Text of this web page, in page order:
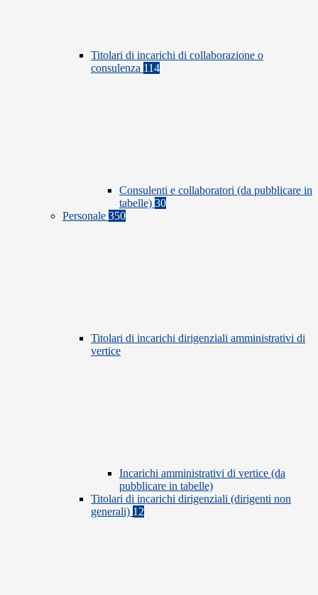
Titolari di incarichi di collaborazione o
consulenza 114
Consulenti e collaboratori (da pubblicare in
tabelle) 30
Personale 350
Titolari di incarichi dirigenziali amministrativi di
vertice
Incarichi amministrativi di vertice (da
pubblicare in tabelle)
Titolari di incarichi dirigenziali (dirigenti non
generali) 12